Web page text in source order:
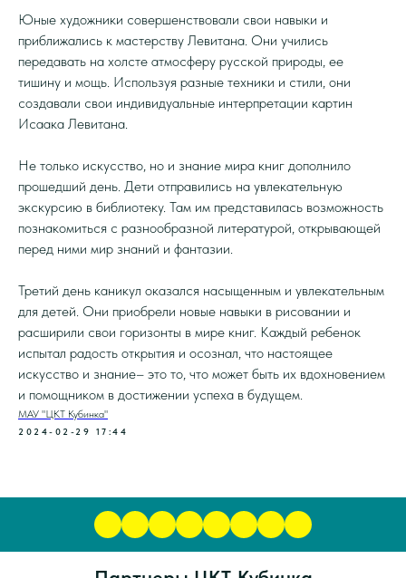
Юные художники совершенствовали свои навыки и
приближались к мастерству Левитана. Они учились
передавать на холсте атмосферу русской природы, ее
тишину и мощь. Используя разные техники и стили, они
создавали свои индивидуальные интерпретации картин
Исаака Левитана.
Не только искусство, но и знание мира книг дополнило
прошедший день. Дети отправились на увлекательную
экскурсию в библиотеку. Там им представилась возможность
познакомиться с разнообразной литературой, открывающей
перед ними мир знаний и фантазии.
Третий день каникул оказался насыщенным и увлекательным
для детей. Они приобрели новые навыки в рисовании и
расширили свои горизонты в мире книг. Каждый ребенок
испытал радость открытия и осознал, что настоящее
искусство и знание– это то, что может быть их вдохновением
и помощником в достижении успеха в будущем.
МАУ "ЦКТ Кубинка"
2024-02-29 17:44